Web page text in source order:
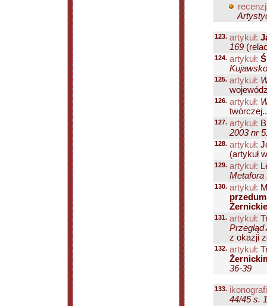
123. artykuł:
169
124. artykuł:
125. artykuł:
126. artykuł:
127. artykuł:
2003 nr
128. artykuł:
(artykuł
129. artykuł:
Metafora
130. artykuł:
131. artykuł:
Przegląd
z okazji
132. artykuł:
36-39
133.
44/45 s.